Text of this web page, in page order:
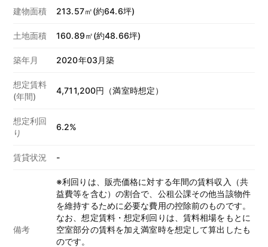
建物面積 213.57㎡(約64.6坪)
土地面積 160.89㎡(約48.66坪)
築年月 2020年03月築
想定賃料
(年間)
4,711,200円（満室時想定）
想定利回
り
6.2%
賃貸状況 -
備考
※利回りは、販売価格に対する年間の賃料収入（共
益費等を含む）の割合で、公租公課その他当該物件
を維持するために必要な費用の控除前のものです。
なお、想定賃料・想定利回りは、賃料相場をもとに
空室部分の賃料を加え満室時を想定して算出したも
のです。